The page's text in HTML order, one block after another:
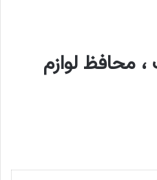
، محافظ لوازم